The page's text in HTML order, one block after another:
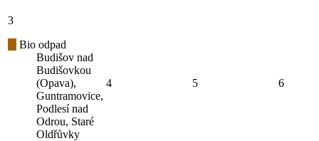
3
Bio odpad
Budišov nad
Budišovkou
(Opava),
Guntramovice,
Podlesí nad
Odrou, Staré
Oldřůvky
4 5 6